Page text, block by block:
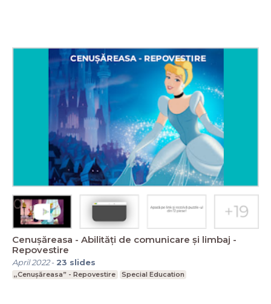
Cenușăreasa - Abilități de comunicare și limbaj -
Repovestire
April 2022- 23 slides
,,Cenușăreasa” - Repovestire Special Education